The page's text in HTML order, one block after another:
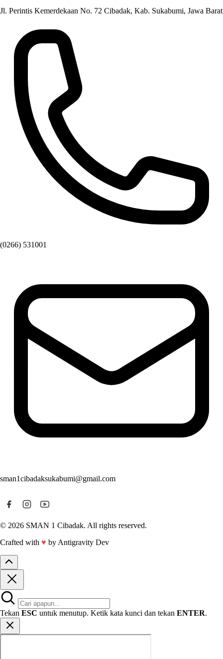
Jl. Perintis Kemerdekaan No. 72 Cibadak, Kab. Sukabumi, Jawa Barat
(0266) 531001
sman1cibadaksukabumi@gmail.com
© 2026 SMAN 1 Cibadak. All rights reserved.
Crafted with ♥ by Antigravity Dev
Tekan ESC untuk menutup. Ketik kata kunci dan tekan ENTER.